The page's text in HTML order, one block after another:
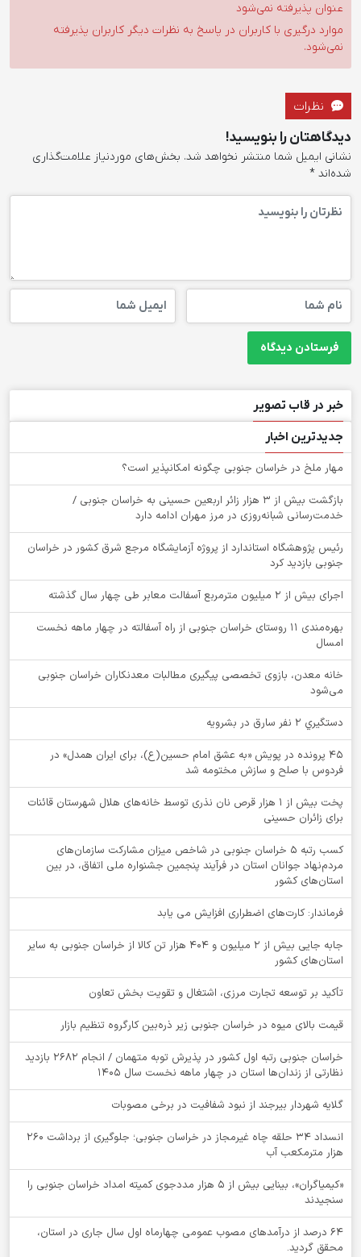
عنوان پذیرفته نمی‌شود
موارد درگیری با کاربران در پاسخ به نظرات دیگر کاربران پذیرفته
نمی‌شود.
نظرات
دیدگاهتان را بنویسید!
نشانی ایمیل شما منتشر نخواهد شد. بخش‌های موردنیاز علامت‌گذاری
شده‌اند *
خبر در قاب تصویر
جدیدترین اخبار
‌مهار ملخ در خراسان جنوبی چگونه امکانپذیر است؟
بازگشت بیش از ۳ هزار زائر اربعین حسینی به خراسان جنوبی /
خدمت‌رسانی شبانه‌روزی در مرز مهران ادامه دارد
رئیس پژوهشگاه استاندارد از پروژه آزمایشگاه مرجع شرق کشور در خراسان
جنوبی بازدید کرد
اجرای بیش از ۲ میلیون مترمربع آسفالت معابر طی چهار سال گذشته
بهره‌مندی ۱۱ روستای خراسان جنوبی از راه آسفالته در چهار ماهه نخست
امسال
خانه معدن، بازوی تخصصی پیگیری مطالبات معدنکاران خراسان جنوبی
می‌شود
دستگيري 2 نفر سارق در بشرويه
۴۵ پرونده در پویش «به عشق امام حسین(ع)، برای ایران همدل» در
فردوس با صلح و سازش مختومه شد
پخت بیش از 1 هزار قرص نان نذری توسط خانه‌های هلال شهرستان قائنات
برای زائران حسینی
کسب رتبه ۵ خراسان جنوبی در شاخص میزان مشارکت سازمان‌های
مردم‌نهاد جوانان استان در فرآیند پنجمین جشنواره ملی اتفاق، در بین
استان‌های کشور
فرماندار: کارت‌های اضطراری افزایش می یابد
جابه جایی بیش از 2 میلیون و 404 هزار تن کالا از خراسان جنوبی به سایر
استان‌های کشور
تأکید بر توسعه تجارت مرزی، اشتغال و تقویت بخش تعاون
قیمت بالای میوه در خراسان جنوبی زیر ذره‌بین کارگروه تنظیم بازار
خراسان جنوبی رتبه اول کشور در پذیرش توبه متهمان / انجام ۲۶۸۲ بازدید
نظارتی از زندان‌ها استان در چهار ماهه نخست سال 1405
گلایه شهردار بیرجند از نبود شفافیت در برخی مصوبات
انسداد ۳۴ حلقه چاه غیرمجاز در خراسان جنوبی؛ جلوگیری از برداشت ۲۶۰
هزار مترمکعب آب
«کیمیاگران»، بینایی بیش از ۵ هزار مددجوی کمیته امداد خراسان جنوبی را
سنجیدند
64 درصد از درآمدهای مصوب عمومی چهارماه اول سال جاری در استان،
محقق گردید.